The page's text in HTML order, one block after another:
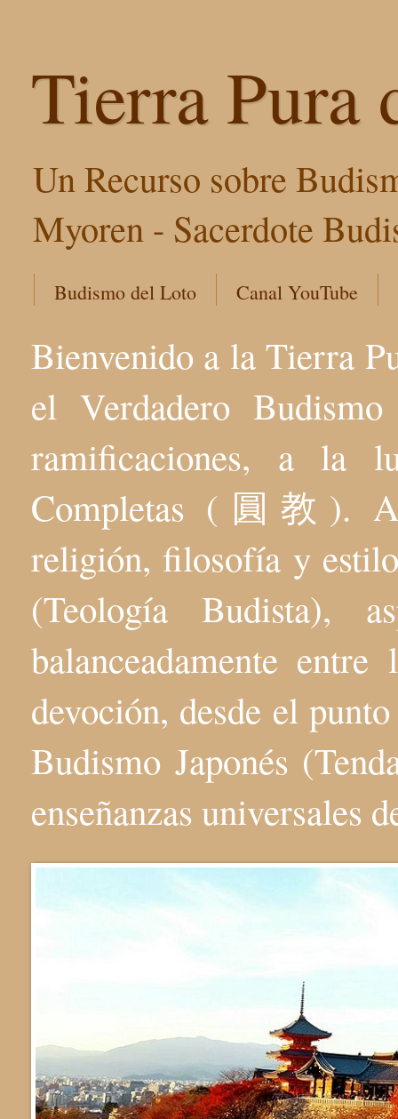
Tierra Pura
Un Recurso sobre
Myoren - Sacerdote
Budismo del Loto Canal YouTube
Bienvenido a la Tierra
el Verdadero
ramificaciones, a la
Completas (圓教).
religión, filosofía y
(Teología Budista),
balanceadamente
devoción, desde el
Budismo Japonés
enseñanzas universales